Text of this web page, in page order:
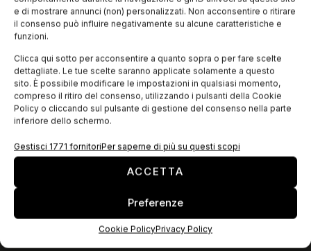
e di mostrare annunci (non) personalizzati. Non acconsentire o ritirare
il consenso può influire negativamente su alcune caratteristiche e
funzioni.
Clicca qui sotto per acconsentire a quanto sopra o per fare scelte
dettagliate. Le tue scelte saranno applicate solamente a questo
sito. È possibile modificare le impostazioni in qualsiasi momento,
compreso il ritiro del consenso, utilizzando i pulsanti della Cookie
Policy o cliccando sul pulsante di gestione del consenso nella parte
inferiore dello schermo.
Gestisci 1771 fornitoriPer saperne di più su questi scopi
ACCETTA
Preferenze
Cookie PolicyPrivacy Policy
EDICOLA WEB
ISCRIVITI ALLA NEWSLETTER